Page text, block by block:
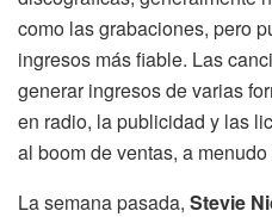
como las grabaciones, pero
ingresos más fiable. Las
generar ingresos de varias
en radio, la publicidad y las
al boom de ventas, a
La semana pasada, Stevie